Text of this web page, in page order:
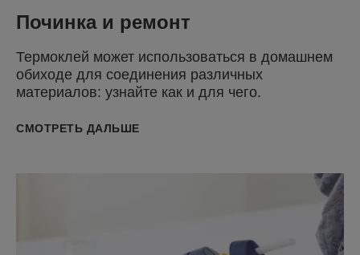
Починка и ремонт
Термоклей может использоваться в домашнем
обиходе для соединения различных
материалов: узнайте как и для чего.
СМОТРЕТЬ ДАЛЬШЕ